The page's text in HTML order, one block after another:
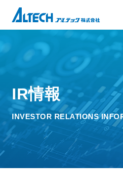
IR情報
INVESTOR RELATIONS